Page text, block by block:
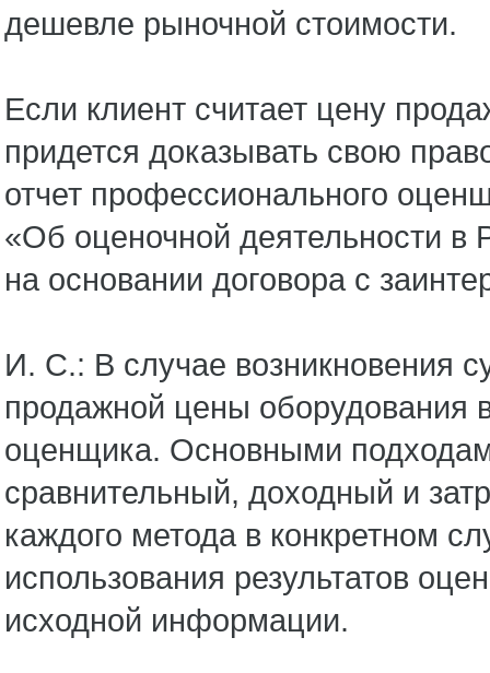
дешевле рыночной стоимости.
Если клиент считает цену
придется доказывать свою
отчет профессионального
«Об оценочной деятельности в
на основании договора с
И. С.: В случае возникновения
продажной цены оборудования
оценщика. Основными
сравнительный, доходный и
каждого метода в конкретном
использования результатов
исходной информации.